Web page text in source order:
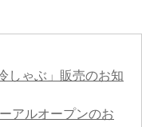
しゃぶ」販売のお知
アルオープンのお